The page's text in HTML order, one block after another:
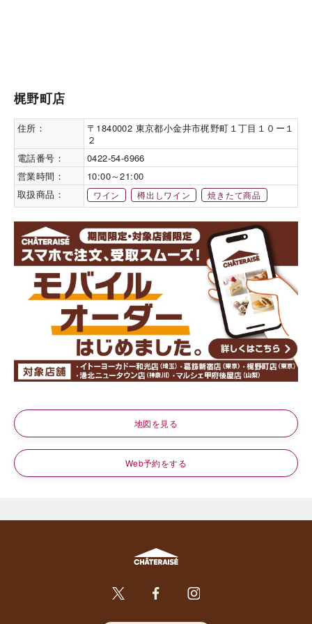
梶野町店
住所：
〒1840002 東京都小金井市梶野町１丁目１０ー１
２
電話番号：
0422-54-6966
営業時間：
10:00～21:00
取扱商品：
ワイン 樽出しワイン 焼きたて商品
地図を見る
Web予約をする